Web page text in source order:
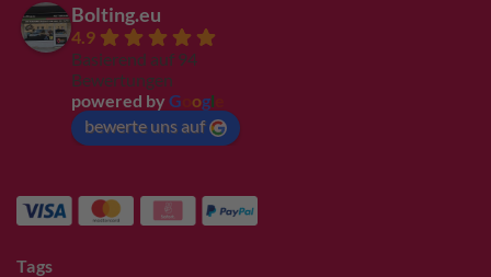
Bolting.eu
4.9
Basierend auf 94
Bewertungen
powered by G ogl
bewerte uns auf
Tags